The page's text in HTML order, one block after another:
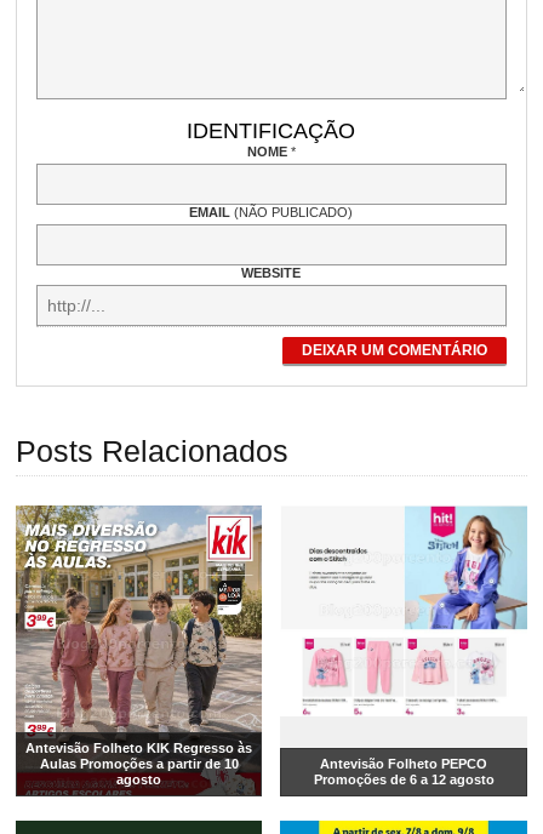
IDENTIFICAÇÃO
NOME *
EMAIL(NÃO PUBLICADO)
WEBSITE
DEIXAR UM COMENTÁRIO
Posts Relacionados
Antevisão Folheto KIK Regresso às
Aulas Promoções a partir de 10
agosto
Antevisão Folheto PEPCO
Promoções de 6 a 12 agosto